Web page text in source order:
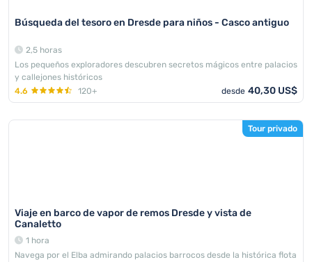
Búsqueda del tesoro en Dresde para niños - Casco antiguo
2,5 horas
Los pequeños exploradores descubren secretos mágicos entre palacios
y callejones históricos
4.6
120+ desde 40,30 US$
Tour privado
Viaje en barco de vapor de remos Dresde y vista de
Canaletto
1 hora
Navega por el Elba admirando palacios barrocos desde la histórica flota